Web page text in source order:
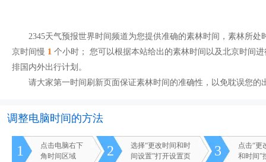
2345天气预报世界时间频道为您提供准确的素林时间，素林所
京时间慢 1 个小时； 您可以根据本站给出的素林时间以及北京时间
排国内外出行计划。
请大家第一时间刷新页面保证素林时间的准确性，以免耽误您的
调整电脑时间的方法
1
点击电脑右下
角时间区域
2
选择“更改时间和时
间设置”打开设置页
3
点击“更
和时间”